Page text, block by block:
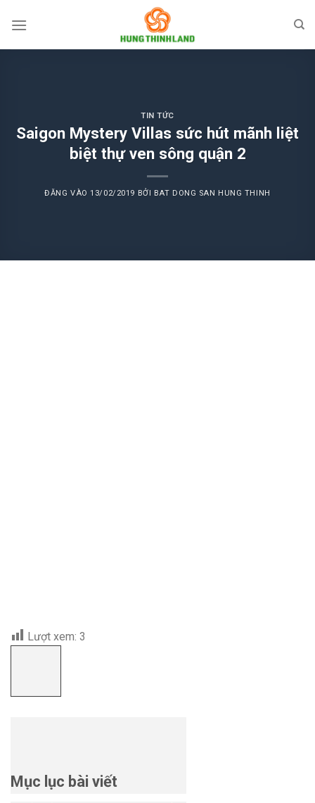
qua
TIN TỨC
Saigon Mystery Villas sức hút mãnh liệt
biệt thự ven sông quận 2
ĐĂNG VÀO13/02/2019 BỞI BAT DONG SAN HUNG THINH
Lượt xem: 3
Mục lục bài viết